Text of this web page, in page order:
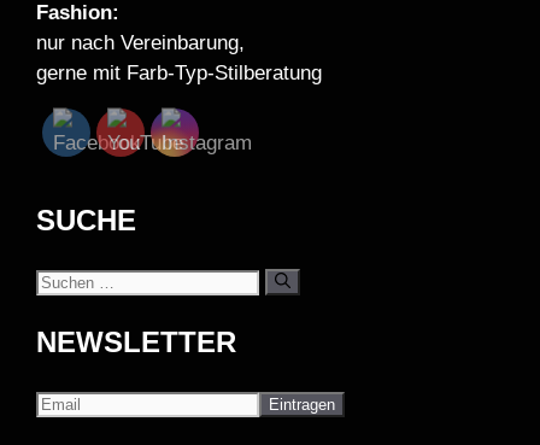
Fashion:
nur nach Vereinbarung,
gerne mit Farb-Typ-Stilberatung
SUCHE
Suchen
NEWSLETTER